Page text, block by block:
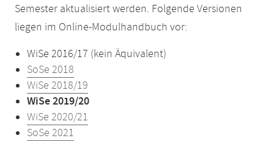
Semester aktualisiert werden. Folgende Versionen
liegen im Online-Modulhandbuch vor:
WiSe 2016/17 (kein Äquivalent)
SoSe 2018
WiSe 2018/19
WiSe 2019/20
WiSe 2020/21
SoSe 2021